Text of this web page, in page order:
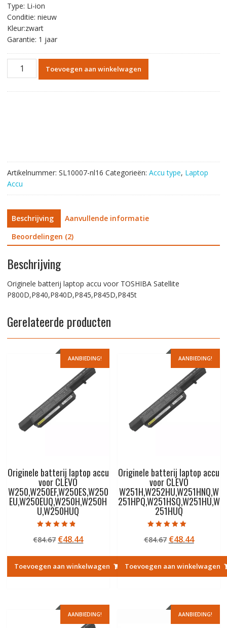
Type: Li-ion
Conditie: nieuw
Kleur:zwart
Garantie: 1 jaar
Originele
batterij
Toevoegen aan winkelwagen
Artikelnummer: SL10007-nl16 Categorieën: Accu type, Laptop
Accu
Beschrijving
Aanvullende informatie
Beoordelingen (2)
Beschrijving
Originele batterij laptop accu voor TOSHIBA Satellite
P800D,P840,P840D,P845,P845D,P845t
Gerelateerde producten
AANBIEDING!
Originele batterij laptop accu
voor CLEVO
W250,W250EF,W250ES,W250
EU,W250EUQ,W250H,W250H
U,W250HUQ
4.50
uit 5
€84.67 Oorspronkelijke
was:
€84.67.
€48.44Huidige
is:
€48.44.
Toevoegen aan winkelwagen
AANBIEDING!
Originele batterij laptop accu
voor CLEVO
W251H,W252HU,W251HNQ,W
251HPQ,W251HSQ,W251HU,W
251HUQ
5.00
uit 5
€84.67
was:
€84.67.
€48.44Huidige
is:
€48.44.
Toevoegen aan winkelwagen
AANBIEDING! AANBIEDING!